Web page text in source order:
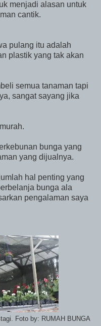
menjadi alasan untuk
cantik.
pulang itu adalah
plastik yang tak akan
semua tanaman tapi
sangat sayang jika
bunga yang
yang dijualnya.
hal penting yang
bunga ala
pengalaman saya
Foto by: RUMAH BUNGA